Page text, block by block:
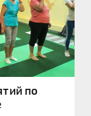
по